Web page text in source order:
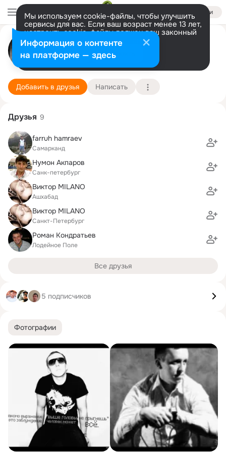
Войти
Мы используем cookie-файлы, чтобы улучшить
сервисы для вас. Если ваш возраст менее 13 лет,
настроить cookie-файлы должен ваш законный
представитель. Больше информации
Разрешить все Настроить
Денис Никифоров
Санкт-Петербург
2 школа
Подробнее
Добавить в друзья Написать
Фотографии
Друзья 9
farruh hamraev
Самарканд
Нумон Акпаров
Санк-петербург
Виктор MILANO
Ашхабад
Виктор MILANO
Санкт-Петербург
Роман Кондратьев
Лодейное Поле
Все друзья
5 подписчиков
Информация о контенте
на платформе — здесь